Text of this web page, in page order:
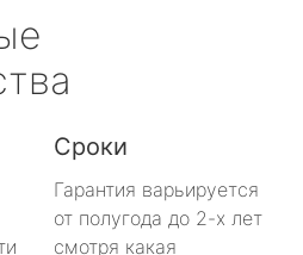
Сроки
Гарантия варьируется
от полугода до 2-х лет
смотря какая